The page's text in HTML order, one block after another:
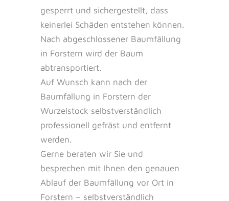
gesperrt und sichergestellt, dass
keinerlei Schäden entstehen können.
Nach abgeschlossener Baumfällung
in Forstern wird der Baum
abtransportiert.
Auf Wunsch kann nach der
Baumfällung in Forstern der
Wurzelstock selbstverständlich
professionell gefräst und entfernt
werden.
Gerne beraten wir Sie und
besprechen mit Ihnen den genauen
Ablauf der Baumfällung vor Ort in
Forstern – selbstverständlich